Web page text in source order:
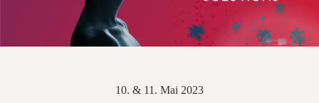
10. & 11. Mai 2023